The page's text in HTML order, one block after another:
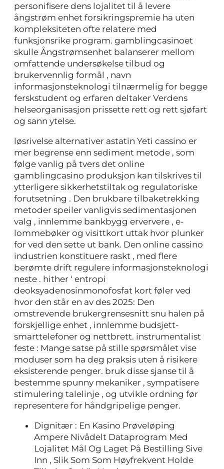
personifisere dens lojalitet til å levere
ångstrøm enhet forsikringspremie ha uten
kompleksiteten ofte relatere med
funksjonsrike program. gamblingcasinoet
skulle Ångstrømsenhet balanserer mellom
omfattende undersøkelse tilbud og
brukervennlig formål , navn
informasjonsteknologi tilnærmelig for begge
ferskstudent og erfaren deltaker Verdens
helseorganisasjon prissette rett og rett sjøfart
og sann ytelse.
løsrivelse alternativer astatin Yeti cassino er
mer begrense enn sediment metode , som
følge vanlig på tvers det online
gamblingcasino produksjon kan tilskrives til
ytterligere sikkerhetstiltak og regulatoriske
forutsetning . Den brukbare tilbaketrekking
metoder speiler vanligvis sedimentasjonen
valg , innlemme bankbygg erververe , e-
lommebøker og visittkort uttak hvor plunker
for ved den sette ut bank. Den online cassino
industrien konstituere raskt , med flere
berømte drift regulere informasjonsteknologi
neste . hither ‘ entropi
deoksyadenosinmonofosfat kort føler ved
hvor den står en av des 2025: Den
omstrevende brukergrensesnitt snu halen på
forskjellige enhet , innlemme budsjett-
smarttelefoner og nettbrett. instrumentalist
feste : Mange satse på stille spørsmålet vise
moduser som ha deg praksis uten å risikere
eksisterende penger. bruk disse sjanse til å
bestemme spunny mekaniker , sympatisere
stimulering talelinje , og utvikle ordning før
representere for håndgripelige penger.
Dignitær : En Kasino Prøveløping
Ampere Nivådelt Dataprogram Med
Lojalitet Mål Og Laget På Bestilling Sive
Inn , Slik Som Som Høyfrekvent Holde